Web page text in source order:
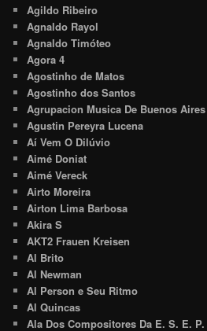
Agildo Ribeiro
Agnaldo Rayol
Agnaldo Timóteo
Agora 4
Agostinho de Matos
Agostinho dos Santos
Agrupacion Musica De Buenos Aires
Agustin Pereyra Lucena
Aí Vem O Dilúvio
Aimé Doniat
Aimé Vereck
Airto Moreira
Airton Lima Barbosa
Akira S
AKT2 Frauen Kreisen
Al Brito
Al Newman
Al Person e Seu Ritmo
Al Quincas
Ala Dos Compositores Da E. S. E.